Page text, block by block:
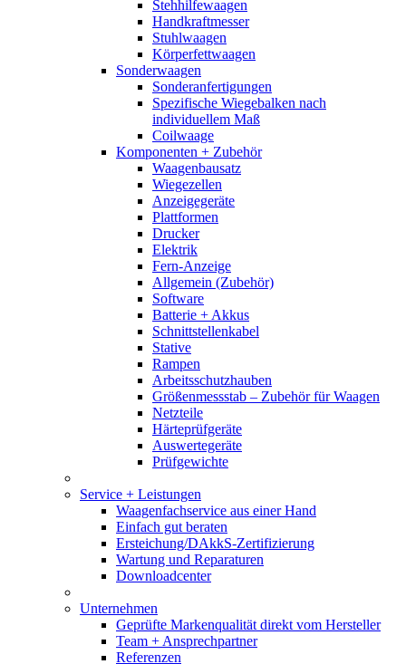
Stehhilfewaagen
Handkraftmesser
Stuhlwaagen
Körperfettwaagen
Sonderwaagen
Sonderanfertigungen
Spezifische Wiegebalken nach
individuellem Maß
Coilwaage
Komponenten + Zubehör
Waagenbausatz
Wiegezellen
Anzeigegeräte
Plattformen
Drucker
Elektrik
Fern-Anzeige
Allgemein (Zubehör)
Software
Batterie + Akkus
Schnittstellenkabel
Stative
Rampen
Arbeitsschutzhauben
Größenmessstab – Zubehör für Waagen
Netzteile
Härteprüfgeräte
Auswertegeräte
Prüfgewichte
Service + Leistungen
Waagenfachservice aus einer Hand
Einfach gut beraten
Ersteichung/DAkkS-Zertifizierung
Wartung und Reparaturen
Downloadcenter
Unternehmen
Geprüfte Markenqualität direkt vom Hersteller
Team + Ansprechpartner
Referenzen